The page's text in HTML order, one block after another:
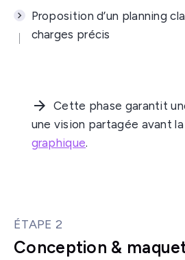
Proposition d’un planning
charges précis
Cette phase garantit
une vision partagée avant
graphique.
ÉTAPE 2
Conception &